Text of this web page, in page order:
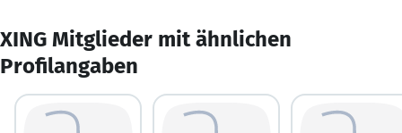
XING Mitglieder mit ähnlichen
Profilangaben